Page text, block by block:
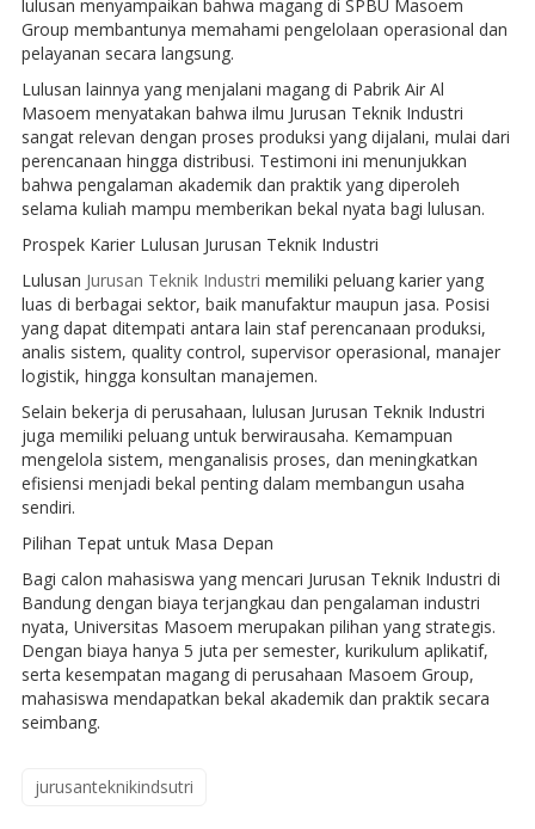
lulusan menyampaikan bahwa magang di SPBU Masoem
Group membantunya memahami pengelolaan operasional dan
pelayanan secara langsung.
Lulusan lainnya yang menjalani magang di Pabrik Air Al
Masoem menyatakan bahwa ilmu Jurusan Teknik Industri
sangat relevan dengan proses produksi yang dijalani, mulai dari
perencanaan hingga distribusi. Testimoni ini menunjukkan
bahwa pengalaman akademik dan praktik yang diperoleh
selama kuliah mampu memberikan bekal nyata bagi lulusan.
Prospek Karier Lulusan Jurusan Teknik Industri
Lulusan Jurusan Teknik Industri memiliki peluang karier yang
luas di berbagai sektor, baik manufaktur maupun jasa. Posisi
yang dapat ditempati antara lain staf perencanaan produksi,
analis sistem, quality control, supervisor operasional, manajer
logistik, hingga konsultan manajemen.
Selain bekerja di perusahaan, lulusan Jurusan Teknik Industri
juga memiliki peluang untuk berwirausaha. Kemampuan
mengelola sistem, menganalisis proses, dan meningkatkan
efisiensi menjadi bekal penting dalam membangun usaha
sendiri.
Pilihan Tepat untuk Masa Depan
Bagi calon mahasiswa yang mencari Jurusan Teknik Industri di
Bandung dengan biaya terjangkau dan pengalaman industri
nyata, Universitas Masoem merupakan pilihan yang strategis.
Dengan biaya hanya 5 juta per semester, kurikulum aplikatif,
serta kesempatan magang di perusahaan Masoem Group,
mahasiswa mendapatkan bekal akademik dan praktik secara
seimbang.
jurusanteknikindsutri